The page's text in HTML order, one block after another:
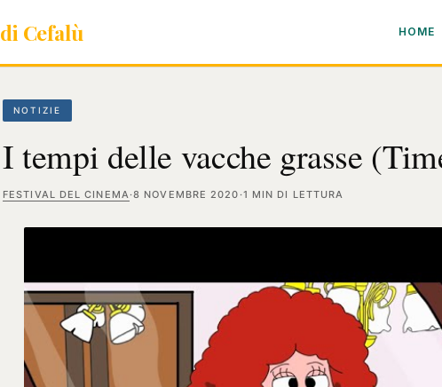
di Cefalù HOME
NOTIZIE
I tempi delle vacche grasse
FESTIVAL DEL CINEMA·8 NOVEMBRE 2020 ·1 MIN DI LETTURA